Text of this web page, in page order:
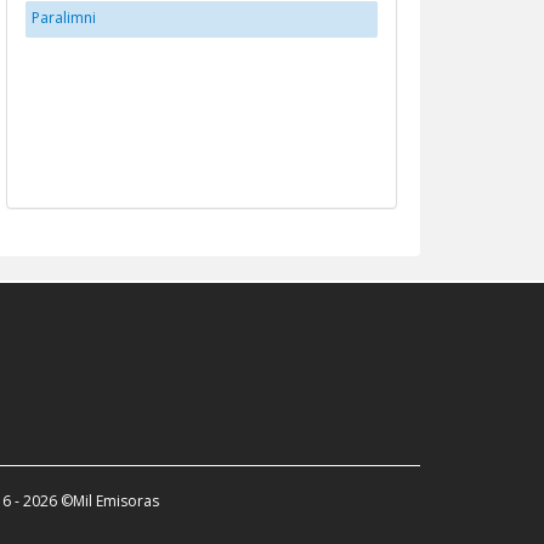
Paralimni
- 2026 ©Mil Emisoras